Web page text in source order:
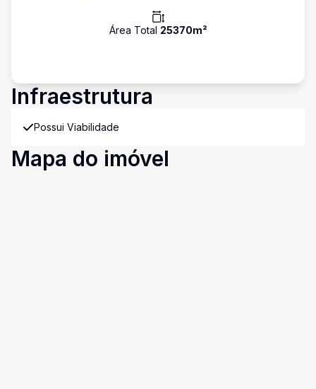
Área Total 25370m²
Infraestrutura
Possui Viabilidade
Mapa do imóvel